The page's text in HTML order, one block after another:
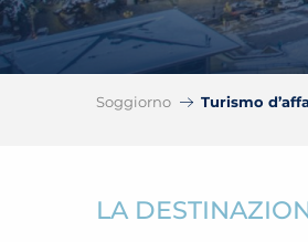
Soggiorno Turismo
LA